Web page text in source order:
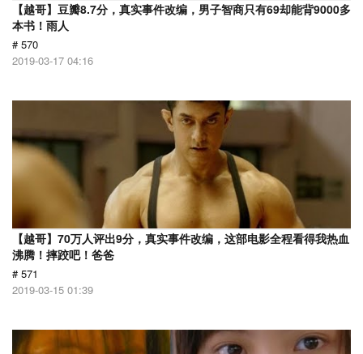
【越哥】豆瓣8.7分，真实事件改编，男子智商只有69却能背9000多
本书！雨人
# 570
2019-03-17 04:16
【越哥】70万人评出9分，真实事件改编，这部电影全程看得我热血
沸腾！摔跤吧！爸爸
# 571
2019-03-15 01:39